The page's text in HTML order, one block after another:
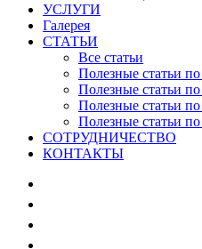
УСЛУГИ
Галерея
СТАТЬИ
Все статьи
Полезные статьи
Полезные статьи
Полезные статьи
Полезные статьи
СОТРУДНИЧЕСТВО
КОНТАКТЫ